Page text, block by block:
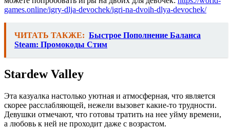
games.online/igry-dlja-devochek/igri-na-dvoih-dlya-devochek/
ЧИТАТЬ ТАКЖЕ: Быстрое Пополнение Баланса
Steam: Промокоды Стим
Stardew Valley
Эта казуалка настолько уютная и атмосферная, что является
скорее расслабляющей, нежели вызовет какие-то трудности.
Девушки отмечают, что готовы тратить на нее уйму времени,
а любовь к ней не проходит даже с возрастом.